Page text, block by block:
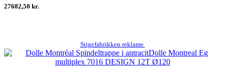
27682,50 kr.
Stigefabrikken reklame